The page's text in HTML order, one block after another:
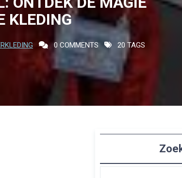
KLEDING
0 COMMENTS 20 TAGS